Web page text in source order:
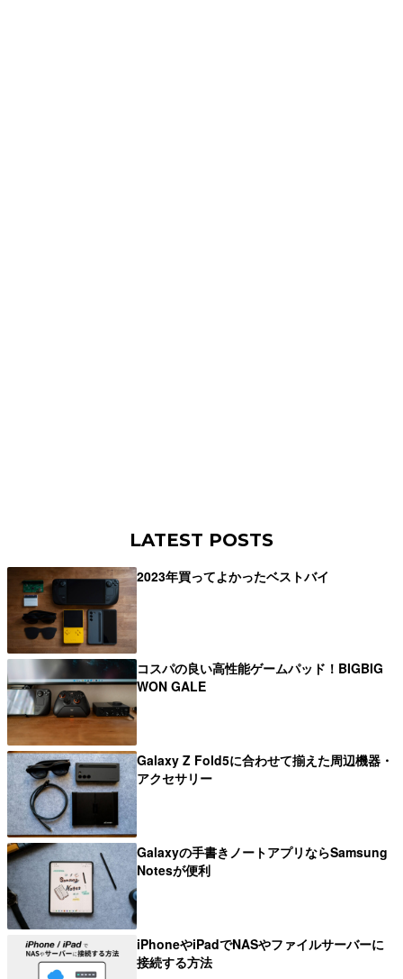
LATEST POSTS
2023年買ってよかったベストバイ
コスパの良い高性能ゲームパッド！BIGBIG
WON GALE
Galaxy Z Fold5に合わせて揃えた周辺機器・
アクセサリー
Galaxyの手書きノートアプリならSamsung
Notesが便利
iPhoneやiPadでNASやファイルサーバーに
接続する方法